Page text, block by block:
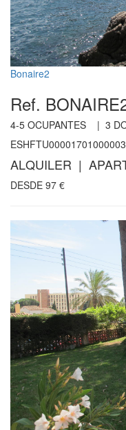
Bonaire2
Ref.
4-5 OCUPANTES | 3
ALQUILER |
DESDE 97 €